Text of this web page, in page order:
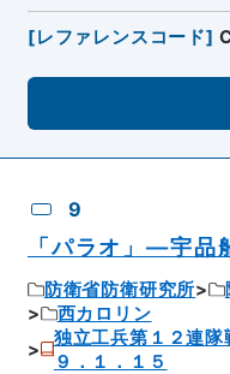
[レファレンスコード]
9
「パラオ」―宇
防衛省防衛研究所
西カロリン
独立工兵第１２連
９．１．１５